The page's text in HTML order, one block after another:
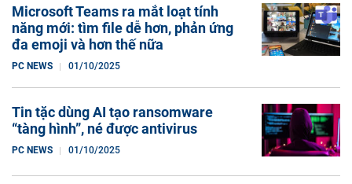
Microsoft Teams ra mắt loạt tính
năng mới: tìm file dễ hơn, phản ứng
đa emoji và hơn thế nữa
PC NEWS 01/10/2025
Tin tặc dùng AI tạo ransomware
“tàng hình”, né được antivirus
PC NEWS 01/10/2025